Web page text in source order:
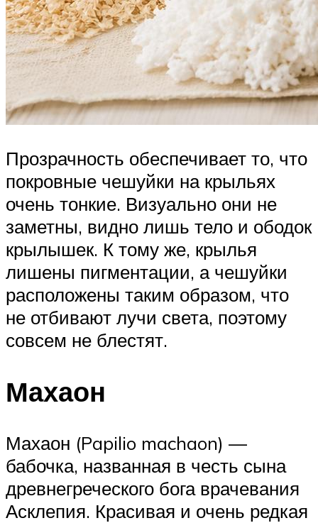
Прозрачность обеспечивает то, что
покровные чешуйки на крыльях
очень тонкие. Визуально они не
заметны, видно лишь тело и ободок
крылышек. К тому же, крылья
лишены пигментации, а чешуйки
расположены таким образом, что
не отбивают лучи света, поэтому
совсем не блестят.
Махаон
Махаон (Papilio machaon) —
бабочка, названная в честь сына
древнегреческого бога врачевания
Асклепия. Красивая и очень редкая